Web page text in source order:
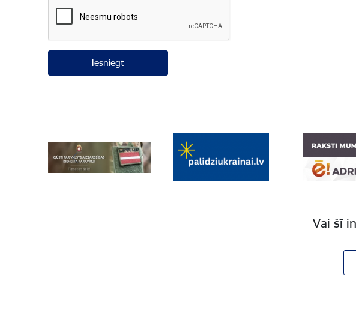
Vai šī